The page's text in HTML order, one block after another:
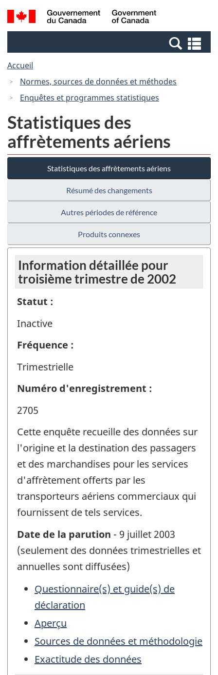
Passer
au
Passer
à
Canada
Recherche
et
et
Accueil
Normes, sources de données et méthodes
Enquêtes et programmes statistiques
Statistiques des
affrètements aériens
Statistiques des affrètements aériens
Résumé des changements
Autres périodes de référence
Produits connexes
Information détaillée pour
troisième trimestre de 2002
Statut :
Inactive
Fréquence :
Trimestrielle
Numéro d'enregistrement :
2705
Cette enquête recueille des données sur
l'origine et la destination des passagers
et des marchandises pour les services
d'affrètement offerts par les
transporteurs aériens commerciaux qui
fournissent de tels services.
Date de la parution - 9 juillet 2003
(seulement des données trimestrielles et
annuelles sont diffusées)
Questionnaire(s) et guide(s) de
déclaration
Aperçu
Sources de données et méthodologie
Exactitude des données